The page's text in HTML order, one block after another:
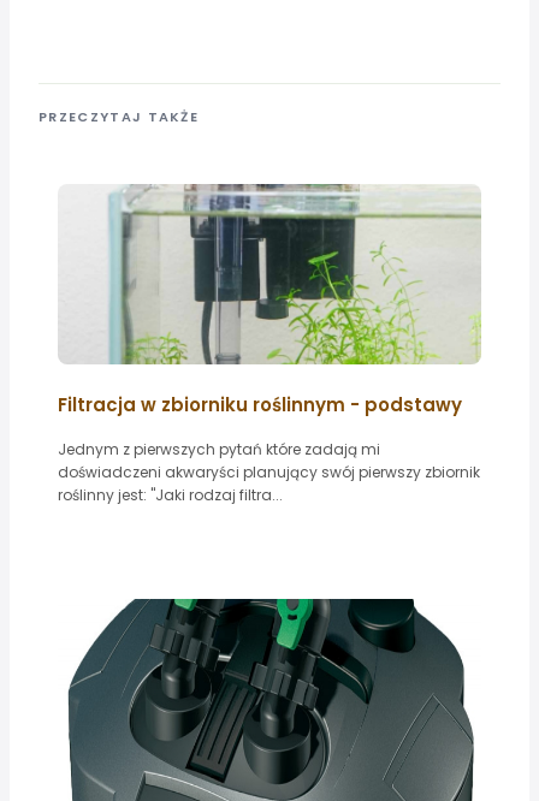
PRZECZYTAJ TAKŻE
Filtracja w zbiorniku roślinnym - podstawy
Jednym z pierwszych pytań które zadają mi
doświadczeni akwaryści planujący swój pierwszy zbiornik
roślinny jest: "Jaki rodzaj filtra...